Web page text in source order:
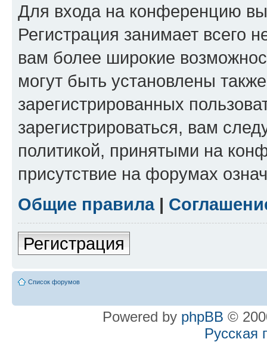
Для входа на конференцию
Регистрация занимает всего
вам более широкие
могут быть установлены
зарегистрированных
зарегистрироваться, вам
политикой, принятыми на
присутствие на форумах
Общие правила|
Регистрация
Список форумов
Powered by phpBB ©
Русская